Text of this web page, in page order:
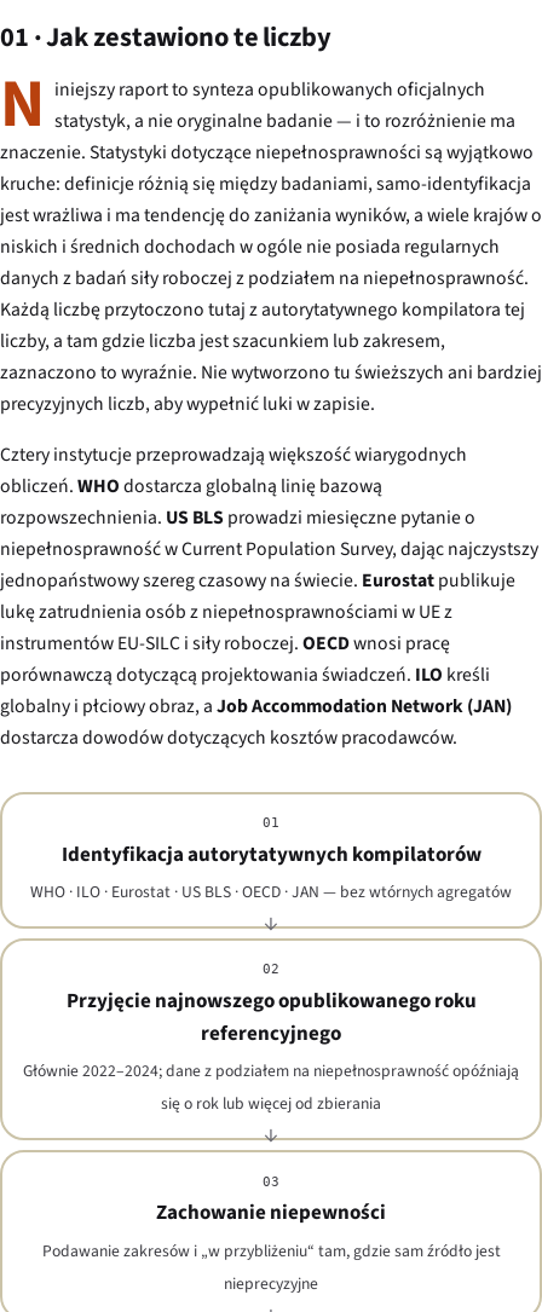
01 · Jak zestawiono te liczby
N iniejszy raport to synteza opublikowanych oficjalnych
statystyk, a nie oryginalne badanie — i to rozróżnienie ma
znaczenie. Statystyki dotyczące niepełnosprawności są wyjątkowo
kruche: definicje różnią się między badaniami, samo-identyfikacja
jest wrażliwa i ma tendencję do zaniżania wyników, a wiele krajów o
niskich i średnich dochodach w ogóle nie posiada regularnych
danych z badań siły roboczej z podziałem na niepełnosprawność.
Każdą liczbę przytoczono tutaj z autorytatywnego kompilatora tej
liczby, a tam gdzie liczba jest szacunkiem lub zakresem,
zaznaczono to wyraźnie. Nie wytworzono tu świeższych ani bardziej
precyzyjnych liczb, aby wypełnić luki w zapisie.
Cztery instytucje przeprowadzają większość wiarygodnych
obliczeń.WHOdostarcza globalną linię bazową
rozpowszechnienia. US BLS prowadzi miesięczne pytanie o
niepełnosprawność w Current Population Survey, dając najczystszy
jednopaństwowy szereg czasowy na świecie. Eurostatpublikuje
lukę zatrudnienia osób z niepełnosprawnościami w UE z
instrumentów EU-SILC i siły roboczej.OECDwnosi pracę
porównawczą dotyczącą projektowania świadczeń. ILO kreśli
globalny i płciowy obraz, aJob Accommodation Network (JAN)
dostarcza dowodów dotyczących kosztów pracodawców.
01
Identyfikacja autorytatywnych kompilatorów
WHO · ILO · Eurostat · US BLS · OECD · JAN — bez wtórnych agregatów
02
Przyjęcie najnowszego opublikowanego roku
referencyjnego
Głównie 2022–2024; dane z podziałem na niepełnosprawność opóźniają
się o rok lub więcej od zbierania
03
Zachowanie niepewności
Podawanie zakresów i „w przybliżeniu“ tam, gdzie sam źródło jest
nieprecyzyjne